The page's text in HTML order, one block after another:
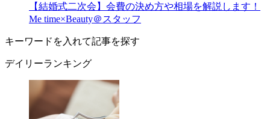
【結婚式二次会】会費の決め方や相場を解説します！
Me time×Beauty＠スタッフ
キーワードを入れて記事を探す
デイリーランキング